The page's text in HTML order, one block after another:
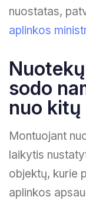
nuostatas,
aplinkos
sodo
nuo
Montuojant
laikytis
objektų, kurie
aplinkos